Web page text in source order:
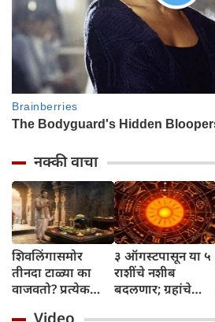
नक्की वाचा
शिवलिंगासमोर
तीनदा टाळ्या का
वाजवतो? प्रत्येक
३ ऑगस्टपासून या ५
राशींचे नशीब
बदलणार; ग्रहांचे